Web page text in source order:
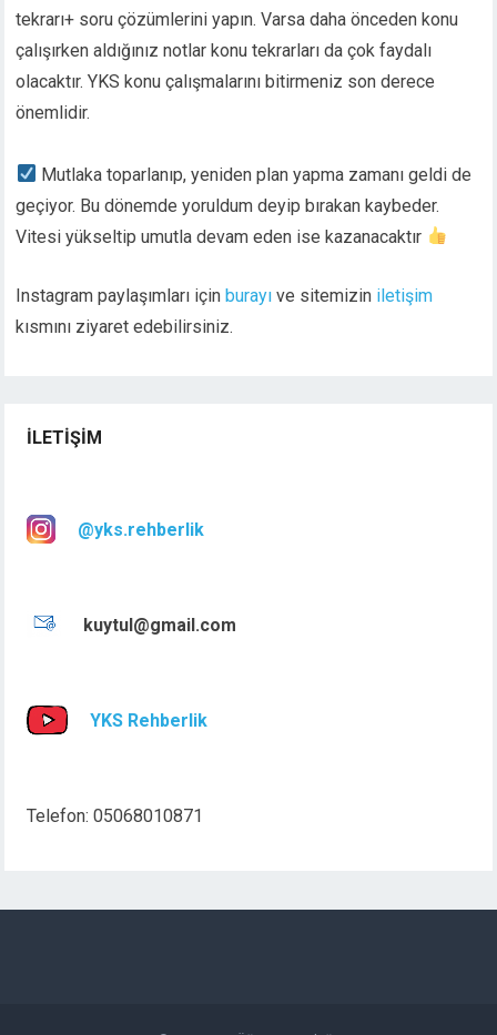
tekrarı+ soru çözümlerini yapın. Varsa daha önceden konu
çalışırken aldığınız notlar konu tekrarları da çok faydalı
olacaktır. YKS konu çalışmalarını bitirmeniz son derece
önemlidir.
Mutlaka toparlanıp, yeniden plan yapma zamanı geldi de
geçiyor. Bu dönemde yoruldum deyip bırakan kaybeder.
Vitesi yükseltip umutla devam eden ise kazanacaktır
Instagram paylaşımları içinburayı ve sitemizin iletişim
kısmını ziyaret edebilirsiniz.
İLETIŞIM
@yks.rehberlik
kuytul@gmail.com
YKS Rehberlik
Telefon: 05068010871